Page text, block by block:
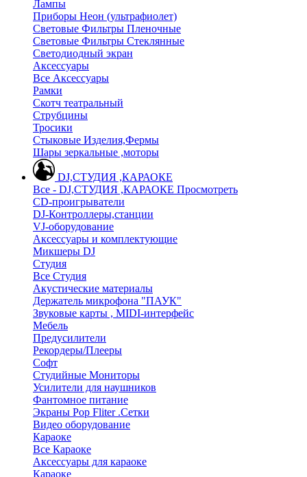
Лампы
Приборы Неон (ультрафиолет)
Световые Фильтры Пленочные
Световые Фильтры Стеклянные
Светодиодный экран
Аксессуары
Все Аксессуары
Рамки
Скотч театральный
Струбцины
Тросики
Стыковые Изделия,Фермы
Шары зеркальные ,моторы
DJ,СТУДИЯ ,КАРАОКЕ
Все - DJ,СТУДИЯ ,КАРАОКЕ Просмотреть
CD-проигрыватели
DJ-Контроллеры,станции
VJ-оборудование
Аксессуары и комплектующие
Микшеры DJ
Студия
Все Студия
Акустические материалы
Держатель микрофона "ПАУК"
Звуковые карты , MIDI-интерфейс
Мебель
Предусилители
Рекордеры/Плееры
Софт
Студийные Мониторы
Усилители для наушников
Фантомное питание
Экраны Pop Fliter .Сетки
Видео оборудование
Караоке
Все Караоке
Аксессуары для караоке
Караоке